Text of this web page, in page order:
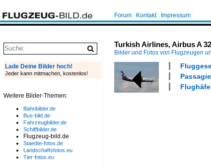
Forum Kontakt Impressum
Turkish Airlines, Airbus A
Bilder und Fotos von Flugzeugen
Lade Deine Bilder hoch!
Jeder kann mitmachen, kostenlos!
Weitere Bilder-Themen:
Bahnbilder.de
Bus-bild.de
Fahrzeugbilder.de
Schiffbilder.de
Flugzeug-bild.de
Staedte-fotos.de
Landschaftsfotos.eu
Tier-fotos.eu